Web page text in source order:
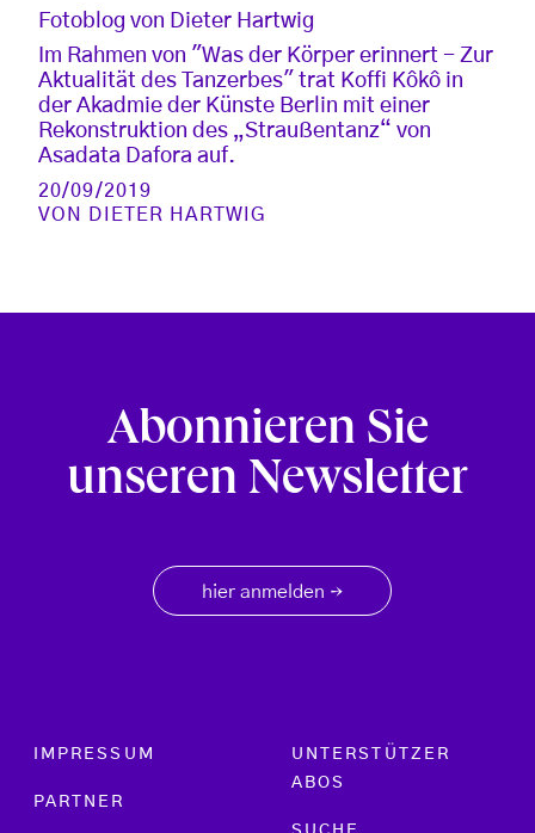
Fotoblog von Dieter Hartwig
Im Rahmen von "Was der Körper erinnert - Zur
Aktualität des Tanzerbes" trat Koffi Kôkô in
der Akadmie der Künste Berlin mit einer
Rekonstruktion des „Straußentanz“ von
Asadata Dafora auf.
20/09/2019
VON
DIETER HARTWIG
Abonnieren Sie
unseren Newsletter
hier anmelden →
Footer menu
IMPRESSUM
PARTNER
UNTERSTÜTZER
ABOS